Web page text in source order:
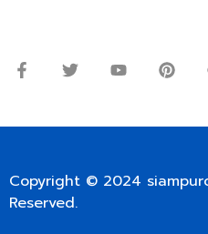
Copyright © 2024
Reserved.